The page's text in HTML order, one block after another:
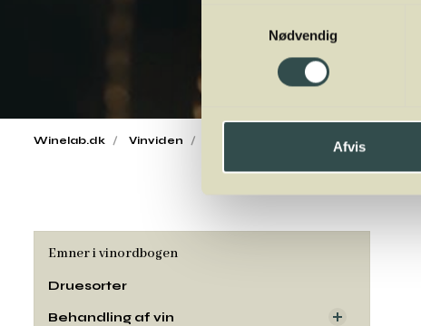
Nødvendig
Afvis
Winelab.dk Vinviden Druesorter
Emner i vinordbogen
Druesorter
Behandling af vin